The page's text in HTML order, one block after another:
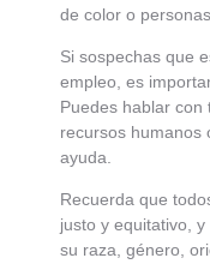
de color o
Si sospechas que
empleo, es
Puedes hablar con
recursos humanos
ayuda.
Recuerda que
justo y equitativo,
su raza, género,